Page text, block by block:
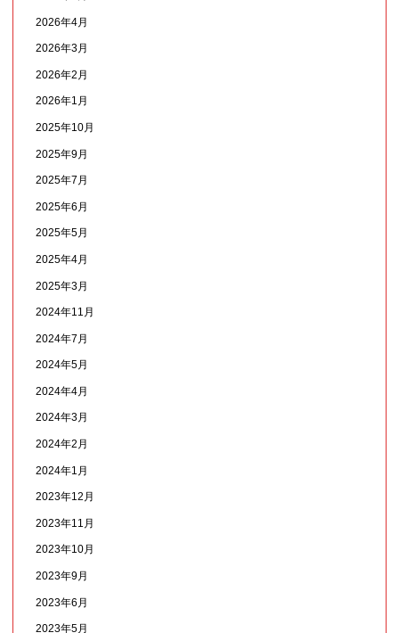
2026年4月
2026年3月
2026年2月
2026年1月
2025年10月
2025年9月
2025年7月
2025年6月
2025年5月
2025年4月
2025年3月
2024年11月
2024年7月
2024年5月
2024年4月
2024年3月
2024年2月
2024年1月
2023年12月
2023年11月
2023年10月
2023年9月
2023年6月
2023年5月